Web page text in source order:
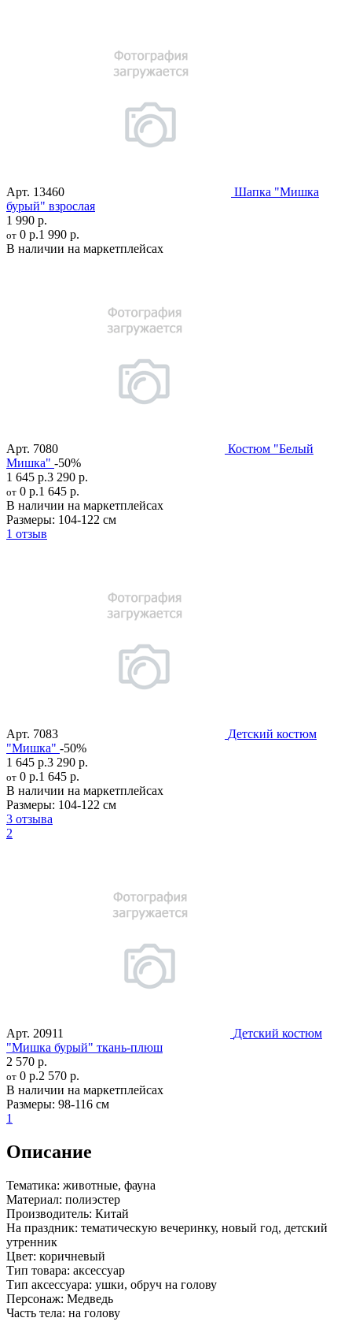
Арт. 13460
Шапка "Мишка
бурый" взрослая
1 990 р.
от 0 р.1 990 р.
В наличии на маркетплейсах
Арт. 7080
Костюм "Белый
Мишка" -50%
1 645 р.3 290 р.
от 0 р.1 645 р.
В наличии на маркетплейсах
Размеры: 104-122 см
1 отзыв
Арт. 7083
Детский костюм
"Мишка" -50%
1 645 р.3 290 р.
от 0 р.1 645 р.
В наличии на маркетплейсах
Размеры: 104-122 см
3 отзыва
2
Арт. 20911
Детский костюм
"Мишка бурый" ткань-плюш
2 570 р.
от 0 р.2 570 р.
В наличии на маркетплейсах
Размеры: 98-116 см
1
Описание
Тематика: животные, фауна
Материал: полиэстер
Производитель: Китай
На праздник: тематическую вечеринку, новый год, детский
утренник
Цвет: коричневый
Тип товара: аксессуар
Тип аксессуара: ушки, обруч на голову
Персонаж: Медведь
Часть тела: на голову